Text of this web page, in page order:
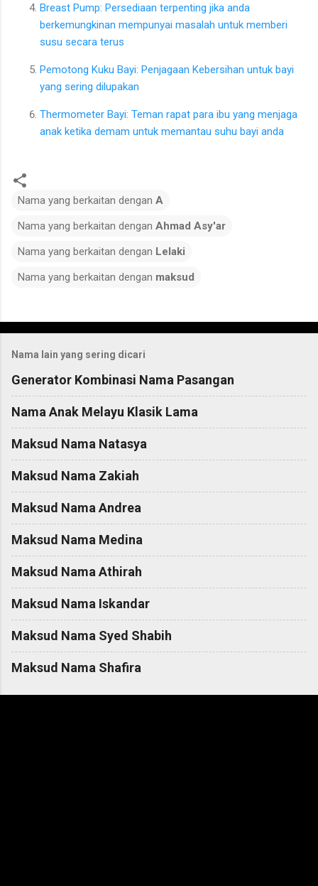
Breast Pump: Persediaan terpenting jika anda
berkemungkinan mempunyai masalah untuk memberi
susu secara terus
Pemotong Kuku Bayi: Penjagaan Kebersihan untuk bayi
yang sering dilupakan
Thermometer Bayi: Teman rapat para ibu yang menjaga
anak ketika demam untuk memantau suhu bayi anda
Nama yang berkaitan dengan A
Nama yang berkaitan dengan Ahmad Asy'ar
Nama yang berkaitan dengan Lelaki
Nama yang berkaitan dengan maksud
o
m
m
e
n
Nama lain yang sering dicari
Generator Kombinasi Nama Pasangan
Nama Anak Melayu Klasik Lama
Maksud Nama Natasya
Maksud Nama Zakiah
Maksud Nama Andrea
Maksud Nama Medina
Maksud Nama Athirah
Maksud Nama Iskandar
Maksud Nama Syed Shabih
Maksud Nama Shafira